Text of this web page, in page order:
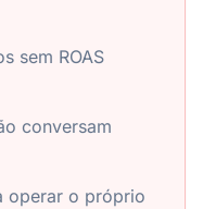
sem ROAS
conversam
operar o próprio